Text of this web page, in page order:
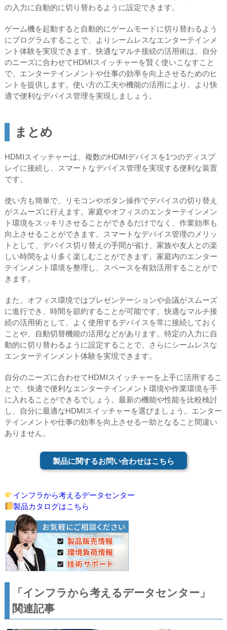
の入力に自動的に切り替わるように設定できます。
ゲーム機を起動すると自動的にゲームモードに切り替わるよう
にプログラムすることで、よりシームレスなエンターテインメ
ント体験を実現できます。快適なマルチ接続の活用術は、自分
のニーズに合わせてHDMIスイッチャーを賢く使いこなすこと
で、エンターテインメントや仕事の効率を向上させるためのヒ
ントを提供します。使い方の工夫や機能の活用により、より快
適で便利なデバイス管理を実現しましょう。
まとめ
HDMIスイッチャーは、複数のHDMIデバイスを1つのディスプ
レイに接続し、スマートなデバイス管理を実現する便利な装置
です。
使い方も簡単で、リモコンやボタン操作でデバイスの切り替え
がスムーズに行えます。家庭やオフィスのエンターテインメン
ト環境をスッキリさせることができるだけでなく、作業効率も
向上させることができます。スマートなデバイス管理のメリッ
トとして、デバイス切り替えの手間が省け、家族や友人との楽
しい時間をより多く楽しむことができます。家庭内のエンター
テインメント環境を整理し、スペースを有効活用することがで
きます。
また、オフィス環境ではプレゼンテーションや会議がスムーズ
に進行でき、時間を節約することが可能です。快適なマルチ接
続の活用術として、よく使用するデバイスを常に接続しておく
ことや、自動切替機能の活用などがあります。特定の入力に自
動的に切り替わるように設定することで、さらにシームレスな
エンターテインメント体験を実現できます。
自分のニーズに合わせてHDMIスイッチャーを上手に活用するこ
とで、快適で便利なエンターテインメント環境や作業環境を手
に入れることができるでしょう。最新の機能や性能を比較検討
し、自分に最適なHDMIスイッチャーを選びましょう。エンター
テインメントや仕事の効率を向上させる一助となること間違い
ありません。
製品に関するお問い合わせはこちら
インフラから考えるデータセンター
製品カタログはこちら
「インフラから考えるデータセンター」
関連記事